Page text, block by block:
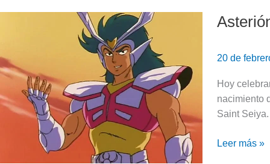
20 de
Hoy
nacimiento
Saint
Asterión,
plateado
de
Hound
|
Seiya
Leer más »